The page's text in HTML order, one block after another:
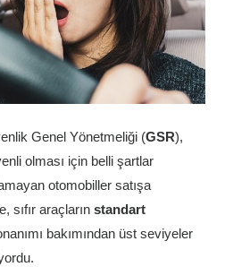
Genel Yönetmeliği (GSR),
olması için belli şartlar
otomobiller satışa
sıfır araçların standart
bakımından üst seviyeler